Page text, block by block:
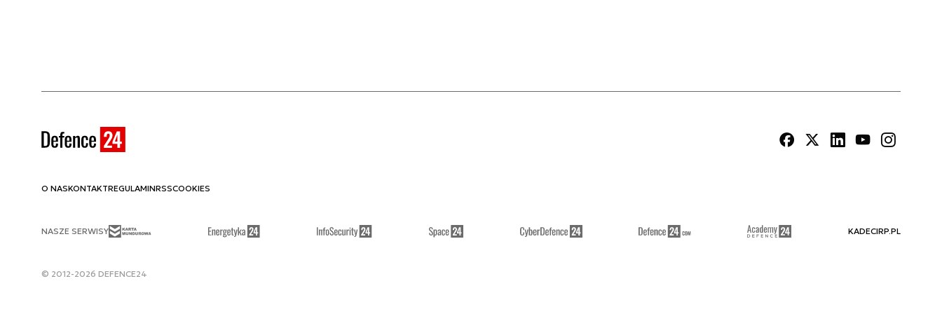
O NASKONTAKTREGULAMINRSSCOOKIES
NASZE SERWISY KADECIRP.PL
© 2012-2026 DEFENCE24